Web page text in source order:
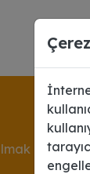
için üye
Çerez